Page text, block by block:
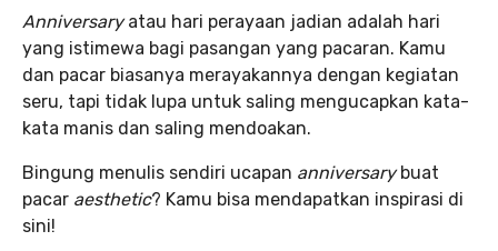
Anniversaryatau hari perayaan jadian adalah hari
yang istimewa bagi pasangan yang pacaran. Kamu
dan pacar biasanya merayakannya dengan kegiatan
seru, tapi tidak lupa untuk saling mengucapkan kata-
kata manis dan saling mendoakan.
Bingung menulis sendiri ucapan anniversarybuat
pacar aesthetic? Kamu bisa mendapatkan inspirasi di
sini!